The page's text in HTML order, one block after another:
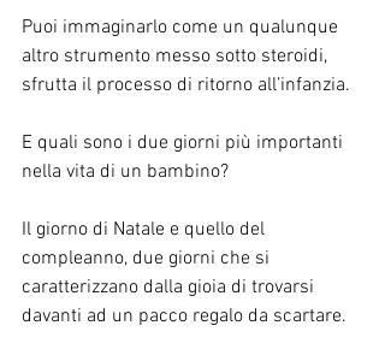
Puoi immaginarlo come un qualunque
altro strumento messo sotto steroidi,
sfrutta il processo di ritorno all’infanzia.
E quali sono i due giorni più importanti
nella vita di un bambino?
Il giorno di Natale e quello del
compleanno, due giorni che si
caratterizzano dalla gioia di trovarsi
davanti ad un pacco regalo da scartare.